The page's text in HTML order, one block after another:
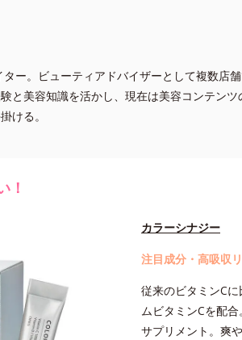
ー。ビューティアドバイザーとして複数店舗
と美容知識を活かし、現在は美容コンテンツ
ける。
！
カラーシナジー
注目成分・高吸収
従来のビタミンC
ムビタミンCを配
サプリメント。爽